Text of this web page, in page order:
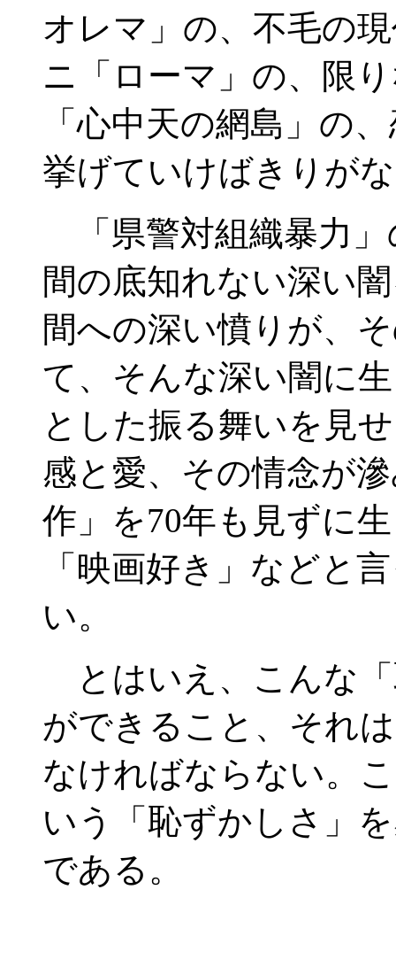
オレマ」の、不毛の
ニ「ローマ」の、限
「心中天の網島」
挙げていけばきりが
「県警対組織暴力」
間の底知れない深い
間への深い憤りが、
て、そんな深い闇に
とした振る舞いを見
感と愛、その情念が
作」を70年も見ずに
「映画好き」などと
い。
とはいえ、こんな
ができること、それ
なければならない。
いう「恥ずかしさ」
である。